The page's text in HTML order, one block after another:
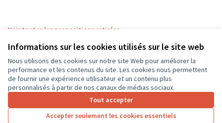
Informations sur les cookies utilisés sur le site web
Nous utilisons des cookies sur notre site Web pour améliorer la
performance et les contenus du site. Les cookies nous permettent
de fournir une expérience utilisateur et un contenu plus
personnalisés à partir de nos canaux de médias sociaux.
Tout accepter
Accepter seulement les cookies essentiels
Voir toutes les propositions retirées
Conditions d'utilisation
Paramètres des cookies
CD37 sur X
(Lien externe)
CD37 sur Facebook
CD37 sur Instagram
CD37 sur YouTube
(Lien externe)